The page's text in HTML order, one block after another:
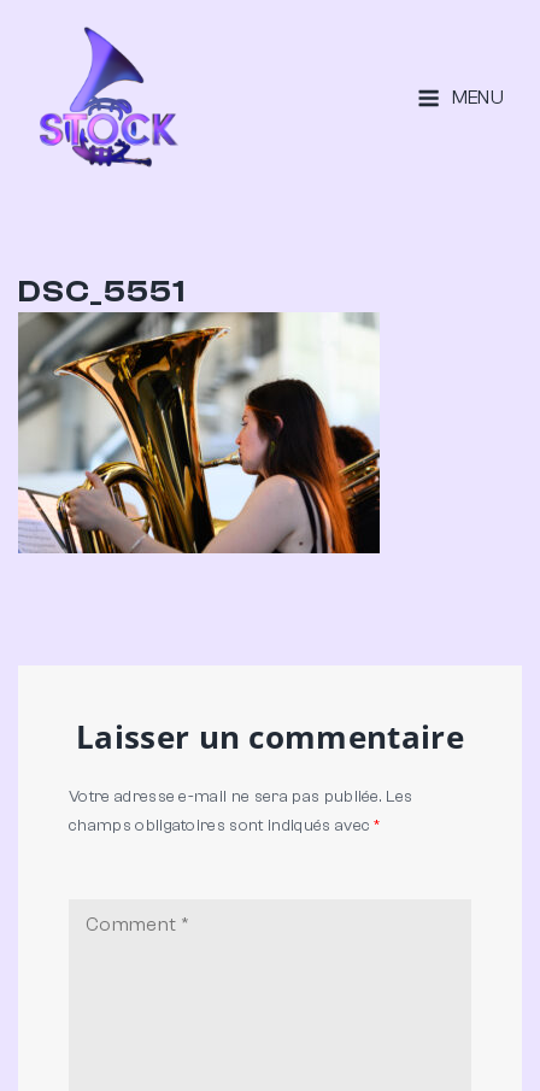
MENU
DSC_5551
Laisser un commentaire
Votre adresse e-mail ne sera pas publiée. Les
champs obligatoires sont indiqués avec*